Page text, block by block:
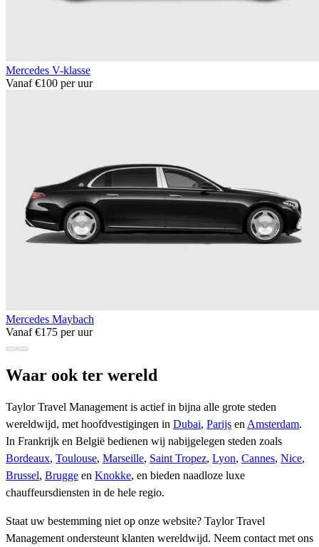
Mercedes V-klasse
Vanaf €100 per uur
Mercedes Maybach
Vanaf €175 per uur
Waar ook ter wereld
Taylor Travel Management is actief in bijna alle grote steden
wereldwijd, met hoofdvestigingen in Dubai, Parijs enAmsterdam.
In Frankrijk en België bedienen wij nabijgelegen steden zoals
Bordeaux, Toulouse, Marseille, Saint Tropez, Lyon, Cannes, Nice,
Brussel, Brugge en Knokke, en bieden naadloze luxe
chauffeursdiensten in de hele regio.
Staat uw bestemming niet op onze website? Taylor Travel
Management ondersteunt klanten wereldwijd. Neem contact met ons